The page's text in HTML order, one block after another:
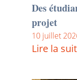
Des
projet
10 juillet
Lire la